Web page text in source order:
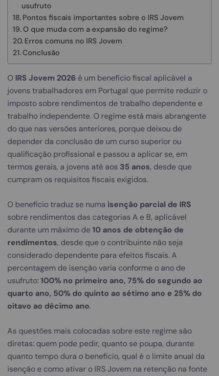
usufruto
Pontos fiscais importantes sobre o IRS Jovem
O que muda com a expansão do regime?
Erros comuns no IRS Jovem
Conclusão
O IRS Jovem 2026 é um benefício fiscal aplicável a
jovens trabalhadores em Portugal que permite reduzir o
imposto sobre rendimentos de trabalho dependente e
trabalho independente. O regime está mais abrangente
do que nas versões anteriores, porque deixou de
depender da conclusão de um curso superior ou
qualificação profissional e passou a aplicar se, em
termos gerais, a jovens até aos 35 anos, desde que
cumpram os requisitos fiscais exigidos.
O benefício traduz se numa isenção parcial de IRS
sobre rendimentos das categorias A e B, aplicável
durante um máximo de10 anos de obtenção de
rendimentos, desde que o contribuinte não seja
considerado dependente para efeitos fiscais. A
percentagem de isenção varia conforme o ano de
usufruto:100% no primeiro ano, 75% do segundo ao
quarto ano, 50% do quinto ao sétimo ano e 25% do
oitavo ao décimo ano.
As questões mais colocadas sobre este regime são
diretas: quem pode pedir, quanto se poupa, durante
quanto tempo dura o benefício, qual é o limite anual da
isenção e como ativar o IRS Jovem na retenção na fonte